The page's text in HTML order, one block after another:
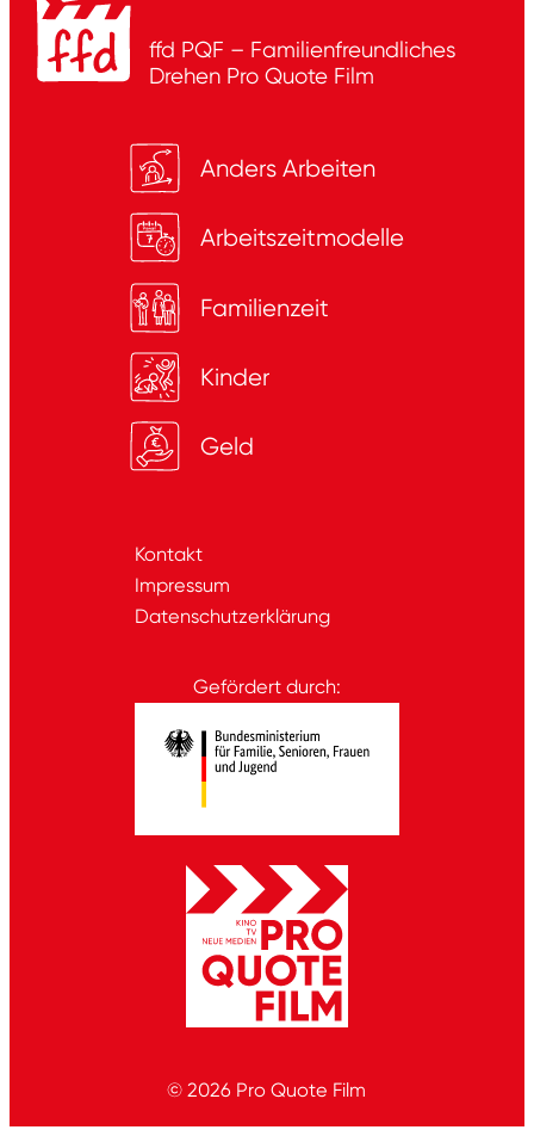
ffd PQF – Familienfreundliches
Drehen Pro Quote Film
Anders Arbeiten
Arbeitszeitmodelle
Familienzeit
Kinder
Geld
Kontakt
Impressum
Datenschutzerklärung
Gefördert durch:
© 2026 Pro Quote Film